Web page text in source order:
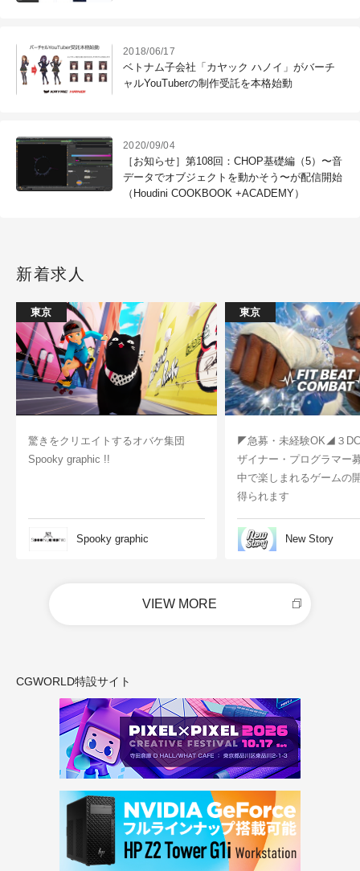
2018/06/17
ベトナム子会社「カヤック ハノイ」がバーチ
ャルYouTuberの制作受託を本格始動
2020/09/04
［お知らせ］第108回：CHOP基礎編（5）〜音
データでオブジェクトを動かそう〜が配信開始
（Houdini COOKBOOK +ACADEMY）
新着求人
東京
驚きをクリエイトするオバケ集団
Spooky graphic !!
Spooky graphic
東京
◤急募・未経験OK◢３
ザイナー・プログラマー
中で楽しまれるゲームの
得られます
New Story
VIEW MORE
CGWORLD特設サイト